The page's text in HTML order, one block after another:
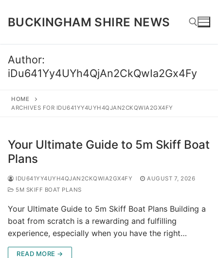
content
BUCKINGHAM SHIRE NEWS
Author:
iDu641Yy4UYh4QjAn2CkQwIa2Gx4Fy
HOME
ARCHIVES FOR IDU641YY4UYH4QJAN2CKQWIA2GX4FY
Your Ultimate Guide to 5m Skiff Boat
Plans
IDU641YY4UYH4QJAN2CKQWIA2GX4FY
AUGUST 7, 2026
5M SKIFF BOAT PLANS
Your Ultimate Guide to 5m Skiff Boat Plans Building a
boat from scratch is a rewarding and fulfilling
experience, especially when you have the right…
READ MORE →